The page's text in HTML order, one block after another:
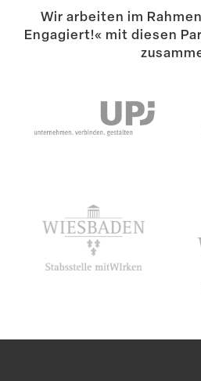
Suche
Wir arbeiten im
Engagiert!« mit diesen